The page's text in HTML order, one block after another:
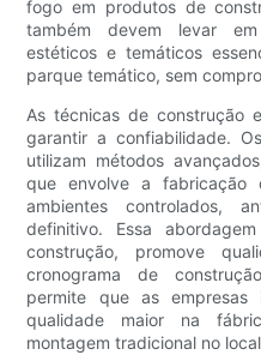
fogo em produtos de
também devem levar
estéticos e temáticos
parque temático, sem
As técnicas de construção
garantir a confiabilidade.
utilizam métodos
que envolve a
ambientes controlados,
definitivo. Essa
construção, promove
cronograma de
permite que as empresas
qualidade maior na
montagem tradicional no